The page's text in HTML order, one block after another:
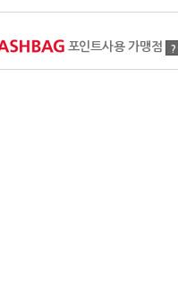
포인트사용 가맹점 ?